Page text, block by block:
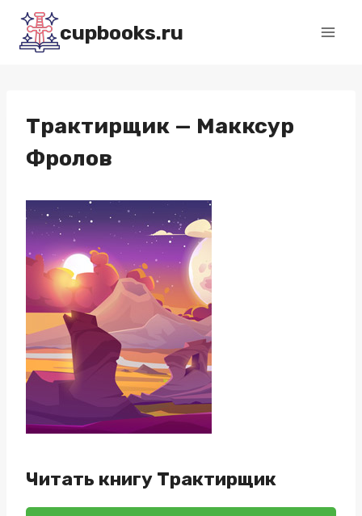
Перейти
содержимому
cupbooks.ru
Трактирщик — Макксур
Фролов
Читать книгу Трактирщик